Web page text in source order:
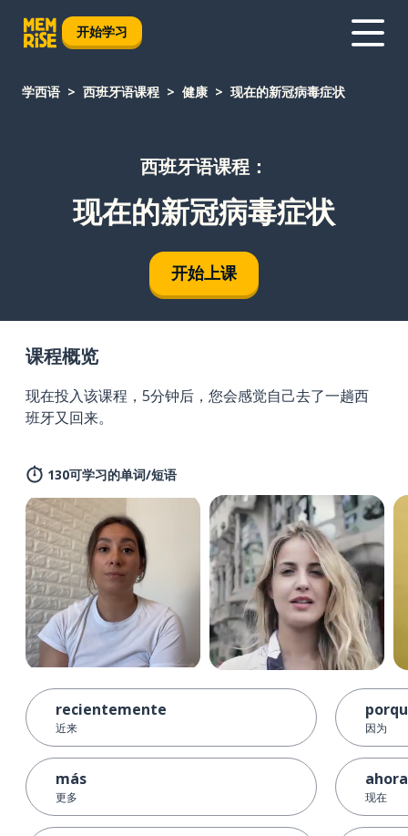
开始学习
学西语 西班牙语课程 健康 现在的新冠病毒症状
西班牙语课程：
现在的新冠病毒症状
开始上课
课程概览
现在投入该课程，5分钟后，您会感觉自己去了一趟西
班牙又回来。
130可学习的单词/短语
recientemente
近来
más
更多
因为
ahora
现在